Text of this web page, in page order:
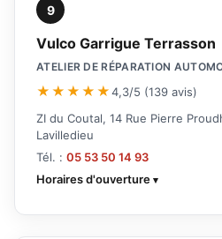
9
Vulco Garrigue Terrasson
ATELIER DE RÉPARATION
★★★★★4,3/5 (139 avis)
ZI du Coutal, 14 Rue Pierre
Lavilledieu
Tél. : 05 53 50 14 93
Horaires d'ouverture